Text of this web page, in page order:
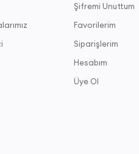
Şifremi Unuttum
Favorilerim
Siparişlerim
Hesabım
Üye Ol